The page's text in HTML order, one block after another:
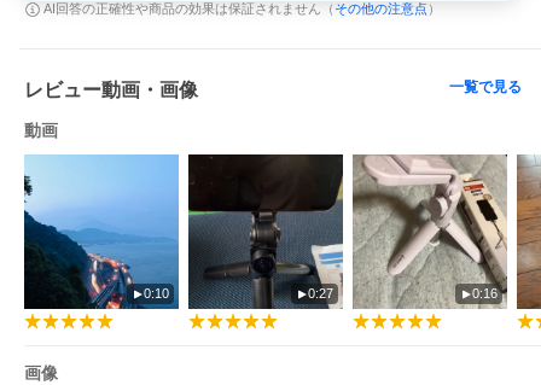
AI回答の正確性や商品の効果は保証されません（ その他の注意点 ）
レビュー動画・画像 一覧で見る
動画
0:10 0:27 0:16
画像